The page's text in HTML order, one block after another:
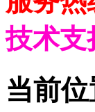
技术支
当前位